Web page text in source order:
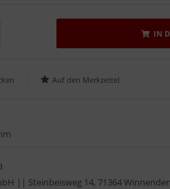
IN
|| Steinbeisweg 14, 71364